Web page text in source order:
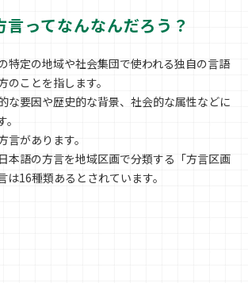
言ってなんなんだろう？
特定の地域や社会集団で使われる独自の言語
ことを指します。
な要因や歴史的な背景、社会的な属性などに
言があります。
本語の方言を地域区画で分類する「方言区画
は16種類あるとされています。